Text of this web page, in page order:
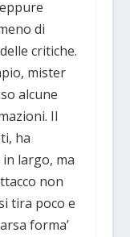
di
critiche.
mister
alcune
Il
ha
largo, ma
non
tira poco e
forma’